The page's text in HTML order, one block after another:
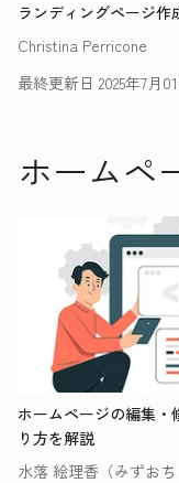
ランディングページ作
Christina Perricone
最終更新日 2025年7月
ホームペ
ホームページの編集・
り方を解説
水落 絵理香（みずおち